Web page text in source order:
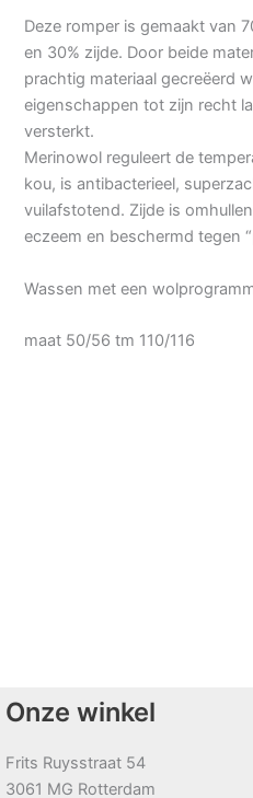
Deze romper is gemaakt van
en 30% zijde. Door beide
prachtig materiaal gecreëerd
eigenschappen tot zijn recht
versterkt.
Merinowol reguleert de
kou, is antibacterieel,
vuilafstotend. Zijde is
eczeem en beschermd tegen
Wassen met een
maat 50/56 tm 110/116
Onze winkel
Frits Ruysstraat 54
3061 MG Rotterdam